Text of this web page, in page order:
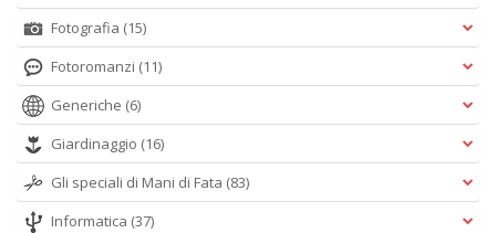
Fotografia (15)
Fotoromanzi (11)
Generiche (6)
Giardinaggio (16)
Gli speciali di Mani di Fata (83)
Informatica (37)